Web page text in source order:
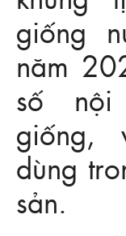
giống
năm
số
giống,
dùng
sản.